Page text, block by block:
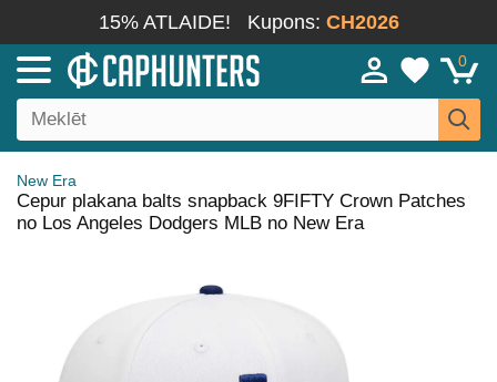
15% ATLAIDE! Kupons: CH2026
0
New Era
Cepur plakana balts snapback 9FIFTY Crown Patches
no Los Angeles Dodgers MLB no New Era